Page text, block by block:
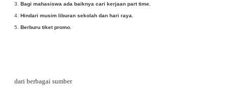
3. Bagi mahasiswa ada baiknya cari kerjaan part time.
4. Hindari musim liburan sekolah dan hari raya.
5. Berburu tiket promo.
dari berbagai sumber